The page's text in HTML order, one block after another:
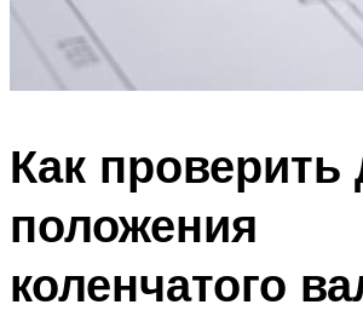
Как проверить
положения
коленчатого